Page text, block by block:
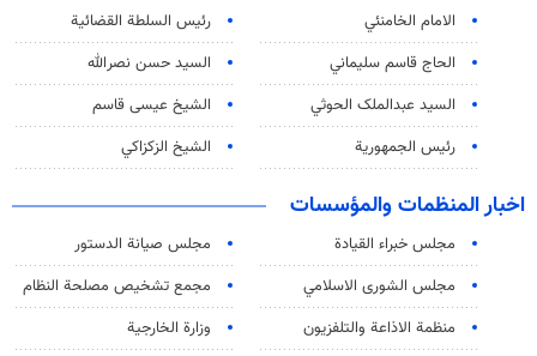
الامام الخامنئي
رئیس السلطة القضائیة
الحاج قاسم سليماني
السيد حسن نصرالله
السید عبدالملک الحوثي
الشيخ عيسى قاسم
رئيس الجمهورية
الشيخ الزكزاكي
اخبار المنظمات والمؤسسات
مجلس خبراء القيادة
مجلس صيانة الدستور
مجلس الشورى الاسلامي
مجمع تشخيص مصلحة النظام
منظمة الاذاعة والتلفزیون
وزارة الخارجية